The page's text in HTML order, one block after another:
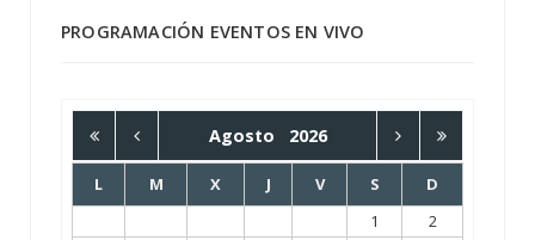
PROGRAMACIÓN EVENTOS EN VIVO
Agosto 2026
L M X J V S
D
1
2